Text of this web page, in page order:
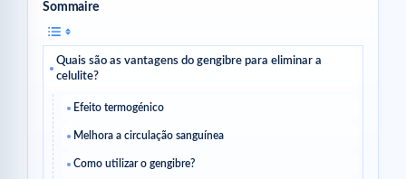
Sommaire
Quais são as vantagens do gengibre para eliminar a
celulite?
Efeito termogénico
Melhora a circulação sanguínea
Como utilizar o gengibre?